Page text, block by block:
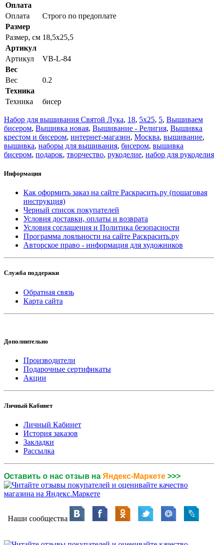
Оплата
Оплата
Строго по предоплате
Размер
Размер, см 18,5x25,5
Артикул
Артикул
VB-L-84
Вес
Вес
0.2
Техника
Техника
бисер
Набор для вышивания Святой Лука, 18, 5x25, 5, Вышиваем
бисером, Вышивка новая, Вышивание - Религия, Вышивка
крестом и бисером, интернет-магазин, Москва, вышивание,
вышивка, наборы для вышивания, бисером, вышивка
бисером, подарок, творчество, рукоделие, набор для рукоделия
Информация
Как оформить заказ на сайте Раскрасить.ру (пошаговая
инструкция)
Черный список покупателей
Условия доставки, оплаты и возврата
Условия соглашения и Политика безопасности
Программа лояльности на сайте Раскрасить.ру
Авторское право - информация для художников
Служба поддержки
Обратная связь
Карта сайта
Дополнительно
Производители
Подарочные сертификаты
Акции
Личный Кабинет
Личный Кабинет
История заказов
Закладки
Рассылка
Оставить о нас отзыв на Яндекс-Маркете >>>
Наши сообщества